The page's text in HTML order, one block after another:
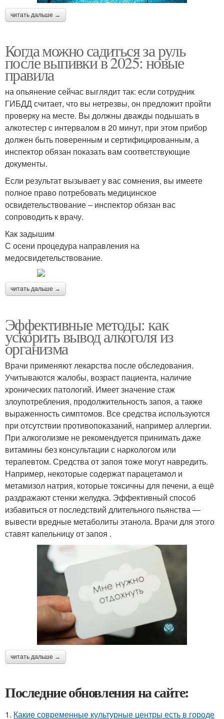
читать дальше →
Когда можно садиться за руль
после выпивки в 2025: новые
правила
на опьянение сейчас выглядит так: если сотрудник
ГИБДД считает, что вы нетрезвы, он предложит пройти
проверку на месте. Вы должны дважды подышать в
алкотестер с интервалом в 20 минут, при этом прибор
должен быть поверенным и сертифицированным, а
инспектор обязан показать вам соответствующие
документы.
Если результат вызывает у вас сомнения, вы имеете
полное право потребовать медицинское
освидетельствование – инспектор обязан вас
сопроводить к врачу.
Как задышим
С осени процедура направления на
медосвидетельствование.
читать дальше →
Эффективные методы: как
ускорить вывод алкоголя из
организма
Врачи применяют лекарства после обследования.
Учитываются жалобы, возраст пациента, наличие
хронических патологий. Имеет значение стаж
злоупотребления, продолжительность запоя, а также
выраженность симптомов. Все средства используются
при отсутствии противопоказаний, например аллергии.
При алкоголизме не рекомендуется принимать даже
витамины без консультации с наркологом или
терапевтом. Средства от запоя тоже могут навредить.
Например, некоторые содержат парацетамол и
метамизол натрия, которые токсичны для печени, а ещё
раздражают стенки желудка. Эффективный способ
избавиться от последствий длительного пьянства —
вывести вредные метаболиты этанола. Врачи для этого
ставят капельницу от запоя .
читать дальше →
Последние обновления на сайте:
1. Какие современные культурные центры есть в городе